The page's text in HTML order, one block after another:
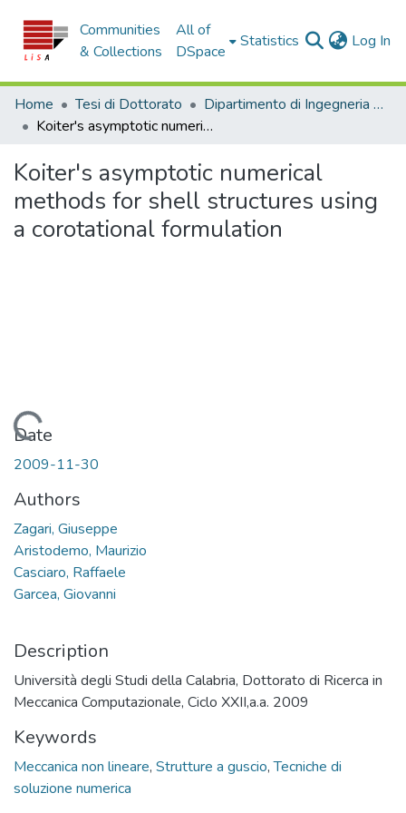
Communities
& Collections
All of
DSpace
Statistics Log In
Home Tesi di Dottorato
Dipartimento di Ingegneria Civile - Tesi di Dottorato
Koiter's asymptotic numerical methods for shell structures using a corotational formulation
Koiter's asymptotic numerical
methods for shell structures using
a corotational formulation
Loading...
Date
2009-11-30
Authors
Zagari, Giuseppe
Aristodemo, Maurizio
Casciaro, Raffaele
Garcea, Giovanni
Description
Università degli Studi della Calabria, Dottorato di Ricerca in
Meccanica Computazionale, Ciclo XXII,a.a. 2009
Keywords
Meccanica non lineare, Strutture a guscio,Tecniche di
soluzione numerica